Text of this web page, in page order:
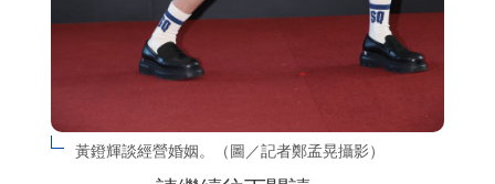
黃鐙輝談經營婚姻。（圖／記者鄭孟晃攝影）